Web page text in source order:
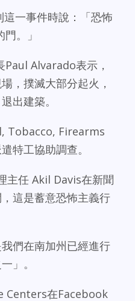
一事件時說：「恐怖
。」
Alvarado表示，
，撲滅大部分起火，
出建築。
Tobacco, Firearms
特工協助調查。
主任 Akil Davis在新聞
這是蓄意恐怖主義行
們在南加州已經進行
」。
Centers在Facebook